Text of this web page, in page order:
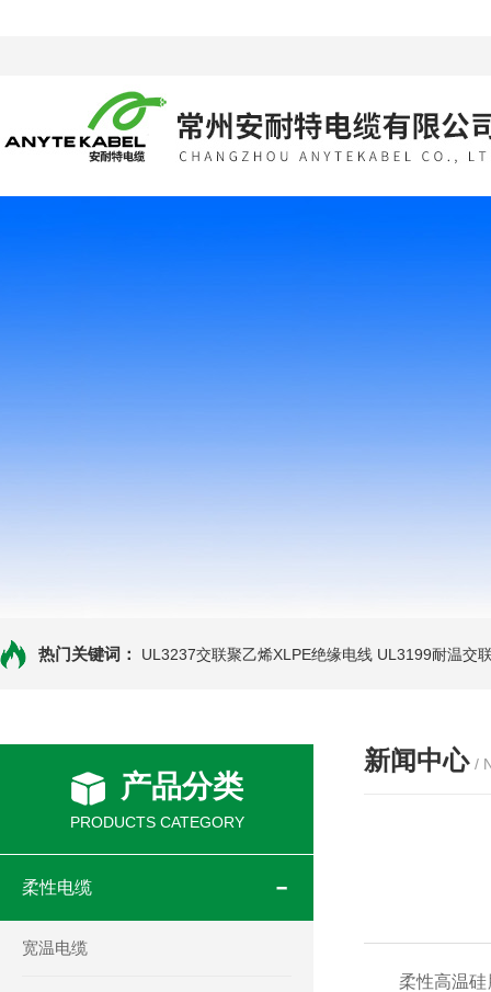
热门关键词： UL3237交联聚乙烯XLPE绝缘电线 UL3199耐温交
产品分类
PRODUCTS CATEGORY
柔性电缆
宽温电缆
新闻中心 /
柔性高温硅胶